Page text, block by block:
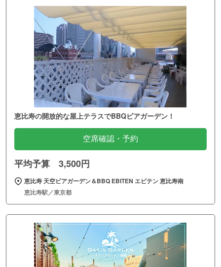
恵比寿の開放的な屋上テラスでBBQビアガーデン！
空席確認・予約
平均予算 3,500円
恵比寿 天空ビアガーデン＆BBQ EBITEN エビテン 恵比寿南
恵比寿駅／東京都